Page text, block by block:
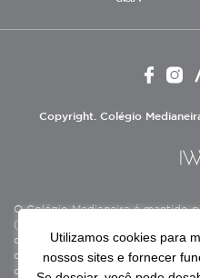
Copyright. Colégio
O Colégio Medianeira é mantido
(ASAV), instituição de direito
de natureza educativa, cultural,
como Entidade Beneficente de
de educação e assistência social.
Utilizamos cookies para
nossos sites e fornecer